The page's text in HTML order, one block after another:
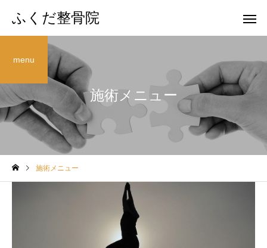
ふくだ整骨院
姿勢・骨盤矯正 マタニテ
施術メニュー
menu
施術メニュー